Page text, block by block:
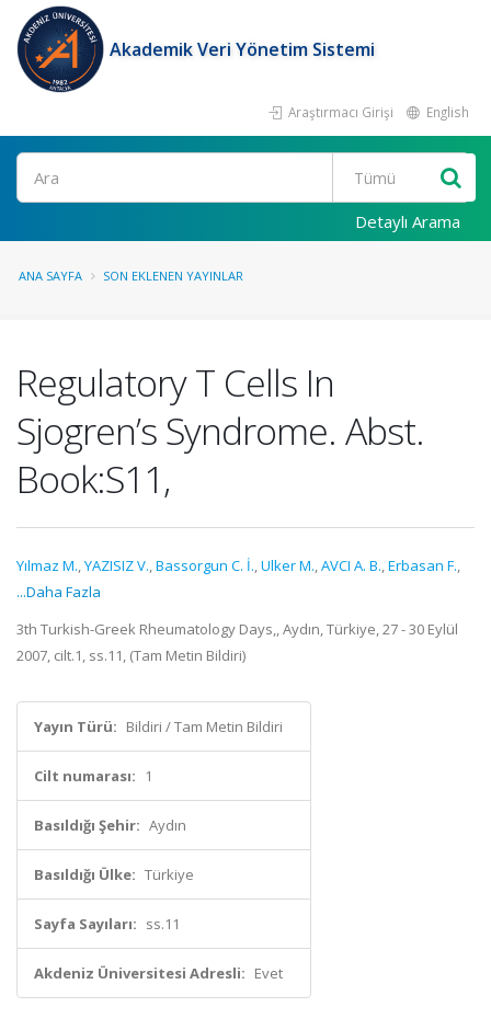
Akademik Veri Yönetim Sistemi
Araştırmacı Girişi English
Ara
Detaylı Arama
ANA SAYFA SON EKLENEN YAYINLAR
Regulatory T Cells In
Sjogren’s Syndrome. Abst.
Book:S11,
Yılmaz M.,YAZISIZ V.,Bassorgun C. İ.,Ulker M.,AVCI A. B.,Erbasan F.,
...Daha Fazla
3th Turkish-Greek Rheumatology Days,, Aydın, Türkiye, 27 - 30 Eylül
2007, cilt.1, ss.11, (Tam Metin Bildiri)
Yayın Türü: Bildiri / Tam Metin Bildiri
Cilt numarası: 1
Basıldığı Şehir: Aydın
Basıldığı Ülke: Türkiye
Sayfa Sayıları: ss.11
Akdeniz Üniversitesi Adresli: Evet